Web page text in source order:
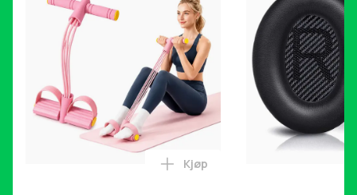
Antrasitt
Materiale
Bomull, Polyester
Vekt, gram
3970
Artikkel nr.
9919c46b-cbdc-425e-bc94-79d776dff6d1
Legg Magetrener, 6-rørs
Kjøp